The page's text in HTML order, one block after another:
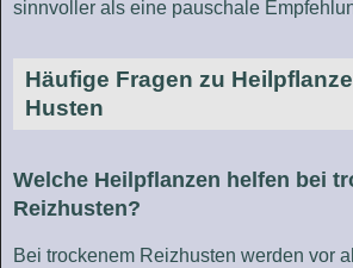
sinnvoller als eine pauschale
Häufige Fragen zu
Husten
Welche Heilpflanzen helfen bei
Reizhusten?
Bei trockenem Reizhusten werden vor